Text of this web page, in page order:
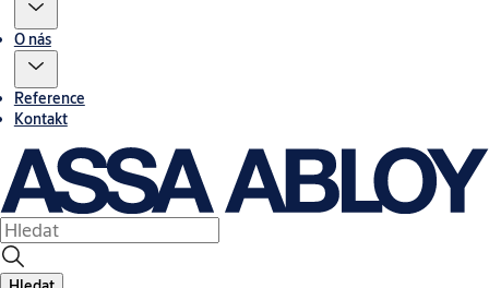
O nás
Reference
Kontakt